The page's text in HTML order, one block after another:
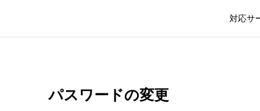
対応サ
パスワードの変更